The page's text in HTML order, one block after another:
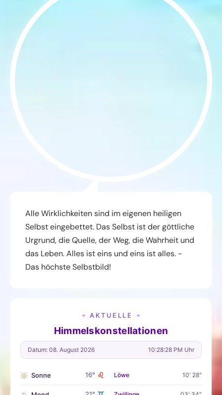
Alle Wirklichkeiten sind im eigenen heiligen
Selbst eingebettet. Das Selbst ist der göttliche
Urgrund, die Quelle, der Weg, die Wahrheit und
das Leben. Alles ist eins und eins ist alles. -
Das höchste Selbstbild!
✦ AKTUELLE ✦
Himmelskonstellationen
Datum: 08. August 2026 10:28:29 PM Uhr
Sonne 16° ♌ Löwe 10' 28"